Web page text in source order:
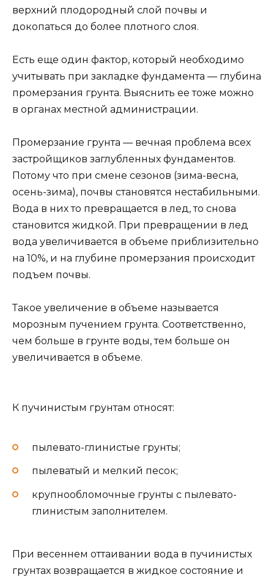
верхний плодородный слой почвы и
докопаться до более плотного слоя.
Есть еще один фактор, который необходимо
учитывать при закладке фундамента — глубина
промерзания грунта. Выяснить ее тоже можно
в органах местной администрации.
Промерзание грунта — вечная проблема всех
застройщиков заглубленных фундаментов.
Потому что при смене сезонов (зима-весна,
осень-зима), почвы становятся нестабильными.
Вода в них то превращается в лед, то снова
становится жидкой. При превращении в лед
вода увеличивается в объеме приблизительно
на 10%, и на глубине промерзания происходит
подъем почвы.
Такое увеличение в объеме называется
морозным пучением грунта. Соответственно,
чем больше в грунте воды, тем больше он
увеличивается в объеме.
К пучинистым грунтам относят:
пылевато-глинистые грунты;
пылеватый и мелкий песок;
крупнообломочные грунты с пылевато-
глинистым заполнителем.
При весеннем оттаивании вода в пучинистых
грунтах возвращается в жидкое состояние и